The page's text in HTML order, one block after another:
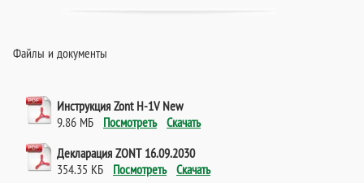
Файлы и документы
Инструкция Zont H-1V New
9.86 МБ Посмотреть Скачать
Декларация ZONT 16.09.2030
354.35 КБ Посмотреть Скачать